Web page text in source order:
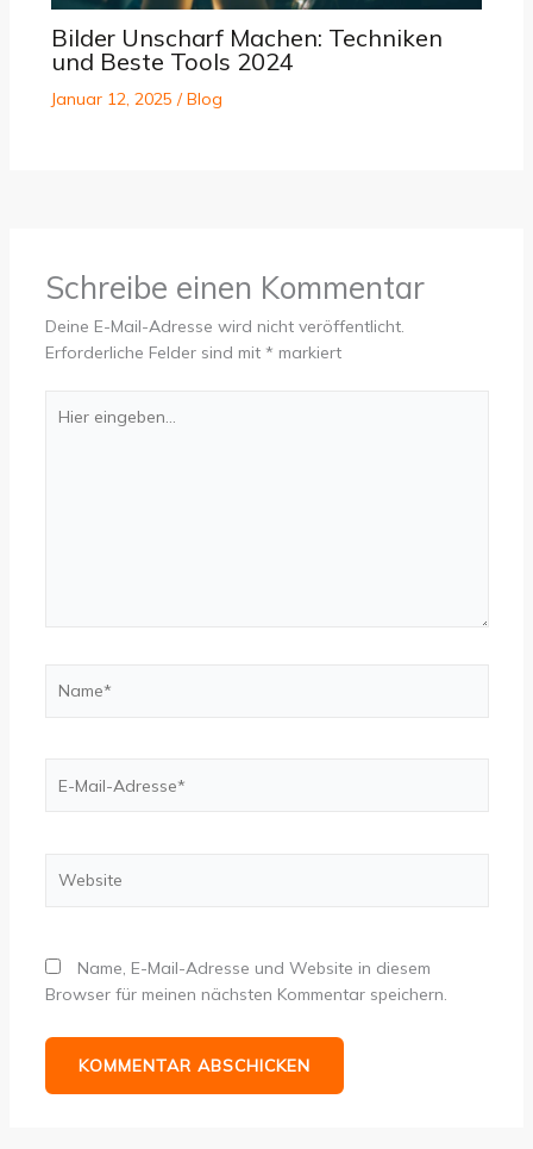
Bilder Unscharf Machen: Techniken
und Beste Tools 2024
Januar 12, 2025 /Blog
Schreibe einen Kommentar
Deine E-Mail-Adresse wird nicht veröffentlicht.
Erforderliche Felder sind mit * markiert
eingeben…
Mail-
Name, E-Mail-Adresse und Website in diesem
Browser für meinen nächsten Kommentar speichern.